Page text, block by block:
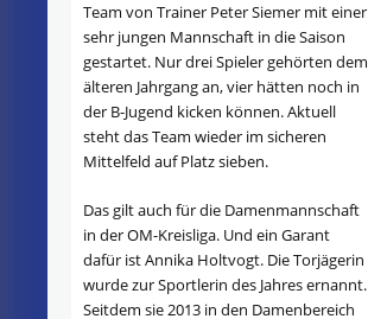
Team von Trainer Peter Siemer mit einer
sehr jungen Mannschaft in die Saison
gestartet. Nur drei Spieler gehörten dem
älteren Jahrgang an, vier hätten noch in
der B-Jugend kicken können. Aktuell
steht das Team wieder im sicheren
Mittelfeld auf Platz sieben.
Das gilt auch für die Damenmannschaft
in der OM-Kreisliga. Und ein Garant
dafür ist Annika Holtvogt. Die Torjägerin
wurde zur Sportlerin des Jahres ernannt.
Seitdem sie 2013 in den Damenbereich